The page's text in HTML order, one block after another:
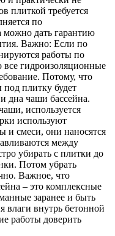
плиткой требуется
по
можно дать гарантию
Важно: Если по
работы по
все гидроизоляционные
Потому, что
плитку будет
дна чаши бассейна.
используется
используют
и смеси, они наносятся
между
убирать с плитки до
Потом убрать
Важное, что
– это комплексные
заранее и быть
влаги внутрь бетонной
работы доверить